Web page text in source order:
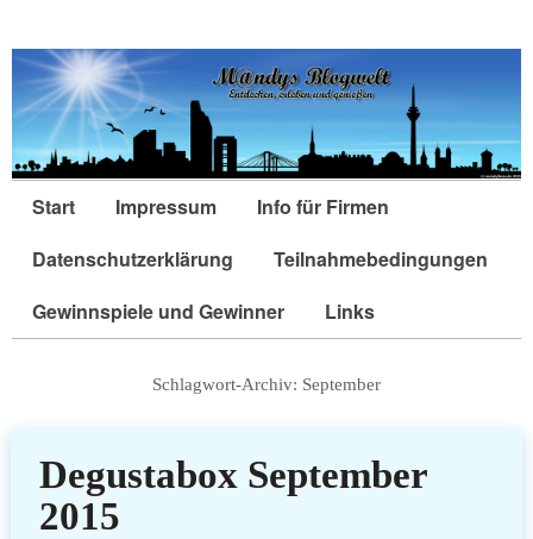
Start Impressum
Info für Firmen
Datenschutzerklärung
Teilnahmebedingungen
Gewinnspiele und Gewinner
Links
Schlagwort-Archiv: September
Degustabox September
2015